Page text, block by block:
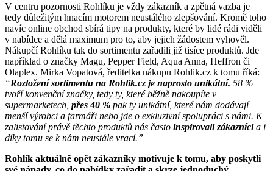
V centru pozornosti Rohlíku je vždy zákazník a zpětná vazba je
tedy důležitým hnacím motorem neustálého zlepšování. Kromě toho
navíc online obchod sbírá tipy na produkty, které by lidé rádi viděli
v nabídce a dělá maximum pro to, aby jejich žádostem vyhověl.
Nákupčí Rohlíku tak do sortimentu zařadili již tisíce produktů. Jde
například o značky Magu, Pepper Field, Aqua Anna, Heffron či
Olaplex. Mirka Vopatová, ředitelka nákupu Rohlik.cz k tomu říká:
“Rozložení sortimentu na Rohlik.cz je naprosto unikátní. 58 %
tvoří konvenční značky, tedy ty, které běžně nakoupíte v
supermarketech, přes 40 % pak ty unikátní, které nám dodávají
menší výrobci a farmáři nebo jde o exkluzivní spolupráci s námi. K
zalistování právě těchto produktů nás často inspirovali zákaznícia i
díky tomu se k nám neustále vrací.”
Rohlík aktuálně opět zákazníky motivuje k tomu, aby poskytli